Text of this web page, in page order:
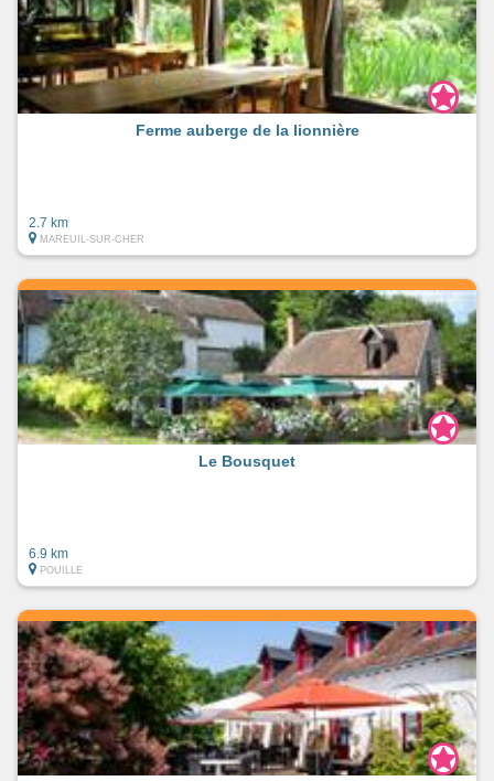
Ferme auberge de la lionnière
2.7 km
MAREUIL-SUR-CHER
Le Bousquet
6.9 km
POUILLE